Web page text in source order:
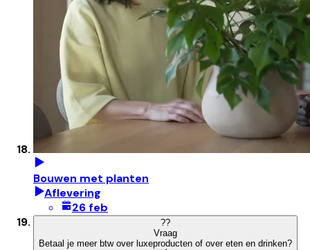
Bouwen met planten
Aflevering
26 feb
??
Vraag
Betaal je meer btw over luxeproducten of over eten en drinken?